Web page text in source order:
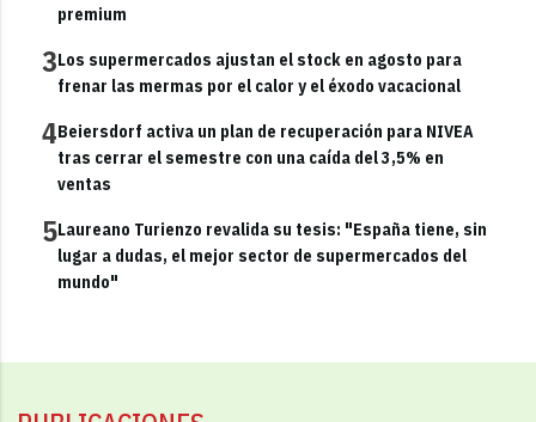
premium
3Los supermercados ajustan el stock en agosto para
frenar las mermas por el calor y el éxodo vacacional
4Beiersdorf activa un plan de recuperación para NIVEA
tras cerrar el semestre con una caída del 3,5% en
ventas
5Laureano Turienzo revalida su tesis: "España tiene, sin
lugar a dudas, el mejor sector de supermercados del
mundo"